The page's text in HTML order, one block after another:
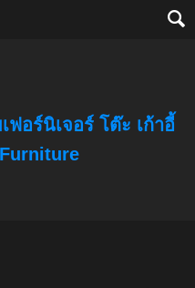
ฟอร์นิเจอร์ โต๊ะ เก้าอี้